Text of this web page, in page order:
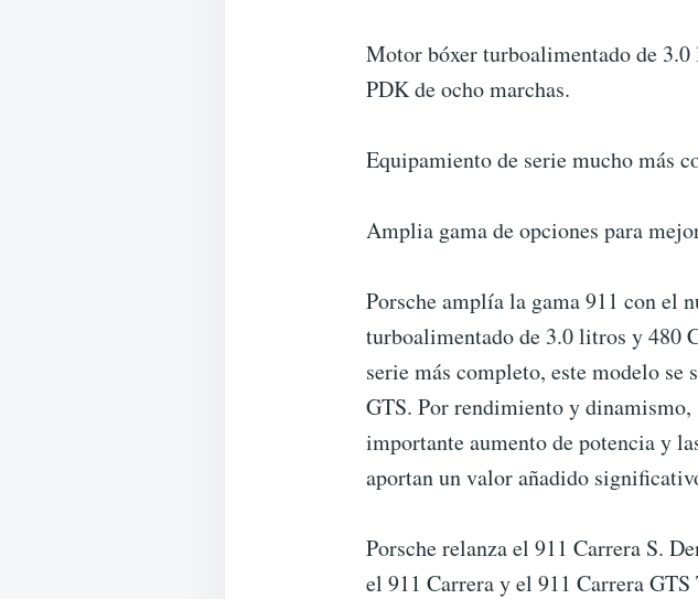
Motor bóxer turboalimentado de
PDK de ocho marchas.
Equipamiento de serie mucho más
Amplia gama de opciones para
Porsche amplía la gama 911 con el
turboalimentado de 3.0 litros y 480
serie más completo, este modelo
GTS. Por rendimiento y
importante aumento de potencia y
aportan un valor añadido
Porsche relanza el 911 Carrera S.
el 911 Carrera y el 911 Carrera